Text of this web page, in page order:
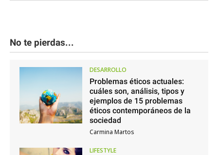
No te pierdas...
DESARROLLO
Problemas éticos actuales:
cuáles son, análisis, tipos y
ejemplos de 15 problemas
éticos contemporáneos de la
sociedad
Carmina Martos
LIFESTYLE